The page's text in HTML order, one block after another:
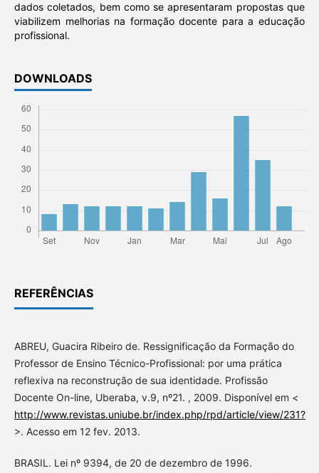
dados coletados, bem como se apresentaram propostas que
viabilizem melhorias na formação docente para a educação
profissional.
DOWNLOADS
REFERÊNCIAS
ABREU, Guacira Ribeiro de. Ressignificação da Formação do
Professor de Ensino Técnico-Profissional: por uma prática
reflexiva na reconstrução de sua identidade. Profissão
Docente On-line, Uberaba, v.9, nº21. , 2009. Disponível em <
http://www.revistas.uniube.br/index.php/rpd/article/view/231?
>. Acesso em 12 fev. 2013.
BRASIL. Lei nº 9394, de 20 de dezembro de 1996.